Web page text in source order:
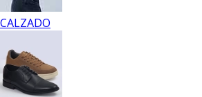
CALZADO